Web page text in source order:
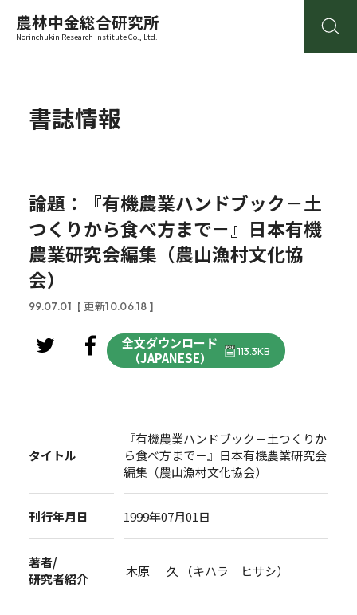
農林中金総合研究所
Norinchukin Research Institute Co., Ltd.
書誌情報
論題：『有機農業ハンドブック－土
つくりから食べ方まで－』日本有機
農業研究会編集（農山漁村文化協
会）
99.07.01 [ 更新10.06.18 ]
全文ダウンロード
（JAPANESE）
113.3KB
タイトル
『有機農業ハンドブック－土つくりか
ら食べ方まで－』日本有機農業研究会
編集（農山漁村文化協会）
刊行年月日 1999年07月01日
著者/
研究者紹介
木原 久 （キハラ ヒサシ）